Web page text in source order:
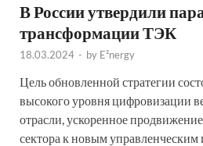
В России утвердили
трансформации ТЭК
18.03.2024 - by E²nergy
Цель обновленной стратегии
высокого уровня цифровизации
отрасли, ускоренное
сектора к новым управленческим